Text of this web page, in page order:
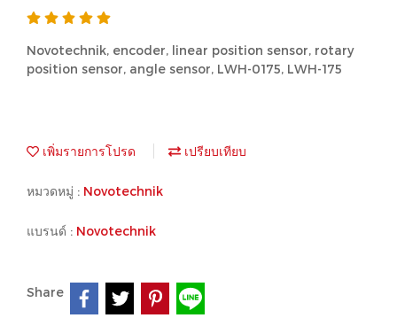
Novotechnik, encoder, linear position sensor, rotary
position sensor, angle sensor, LWH-0175, LWH-175
เพิ่มรายการโปรด เปรียบเทียบ
หมวดหมู่ : Novotechnik
แบรนด์ : Novotechnik
Share